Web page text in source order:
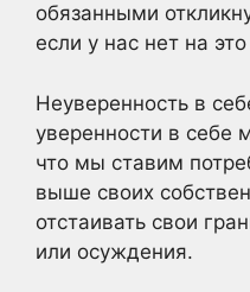
обязанными
если у нас нет на
Неуверенность в
уверенности в себе
что мы ставим
выше своих
отстаивать свои
или осуждения.